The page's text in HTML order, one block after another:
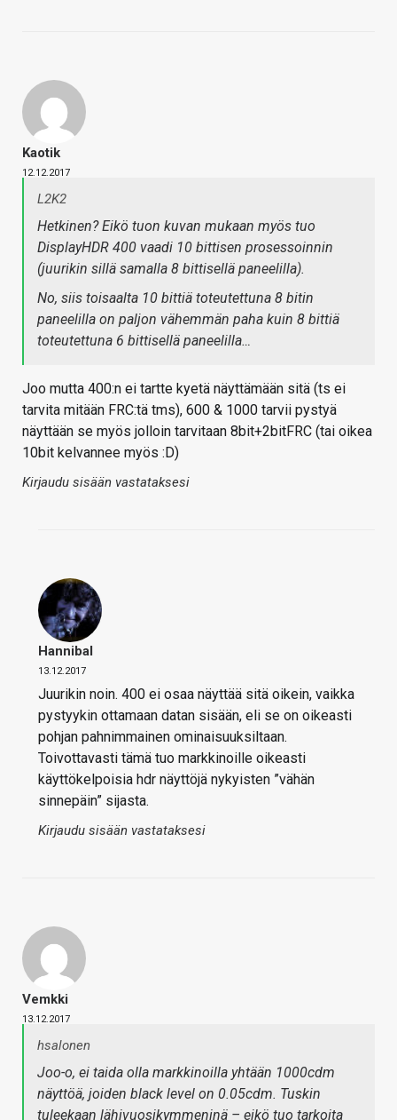
Kaotik
12.12.2017
L2K2
Hetkinen? Eikö tuon kuvan mukaan myös tuo
DisplayHDR 400 vaadi 10 bittisen prosessoinnin
(juurikin sillä samalla 8 bittisellä paneelilla).
No, siis toisaalta 10 bittiä toteutettuna 8 bitin
paneelilla on paljon vähemmän paha kuin 8 bittiä
toteutettuna 6 bittisellä paneelilla…
Joo mutta 400:n ei tartte kyetä näyttämään sitä (ts ei
tarvita mitään FRC:tä tms), 600 & 1000 tarvii pystyä
näyttään se myös jolloin tarvitaan 8bit+2bitFRC (tai oikea
10bit kelvannee myös :D)
Kirjaudu sisään vastataksesi
Hannibal
13.12.2017
Juurikin noin. 400 ei osaa näyttää sitä oikein, vaikka
pystyykin ottamaan datan sisään, eli se on oikeasti
pohjan pahnimmainen ominaisuuksiltaan.
Toivottavasti tämä tuo markkinoille oikeasti
käyttökelpoisia hdr näyttöjä nykyisten ”vähän
sinnepäin” sijasta.
Kirjaudu sisään vastataksesi
Vemkki
13.12.2017
hsalonen
Joo-o, ei taida olla markkinoilla yhtään 1000cdm
näyttöä, joiden black level on 0.05cdm. Tuskin
tuleekaan lähivuosikymmeninä – eikö tuo tarkoita